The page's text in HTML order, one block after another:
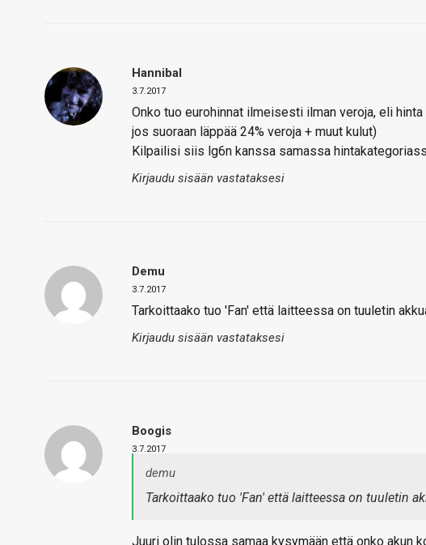
Hannibal
3.7.2017
Onko tuo eurohinnat ilmeisesti ilman veroja, eli
jos suoraan läppää 24% veroja + muut kulut)
Kilpailisi siis lg6n kanssa samassa
Kirjaudu sisään vastataksesi
Demu
3.7.2017
Tarkoittaako tuo 'Fan' että laitteessa on tuuletin
Kirjaudu sisään vastataksesi
Boogis
3.7.2017
demu
Tarkoittaako tuo 'Fan' että laitteessa on tuuletin
Juuri olin tulossa samaa kysymään että onko akun